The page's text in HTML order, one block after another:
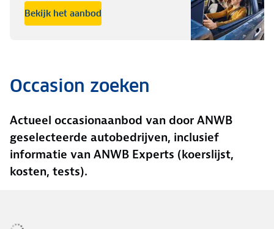
Bekijk het aanbod
Occasion zoeken
Actueel occasionaanbod van door ANWB
geselecteerde autobedrijven, inclusief
informatie van ANWB Experts (koerslijst,
kosten, tests).